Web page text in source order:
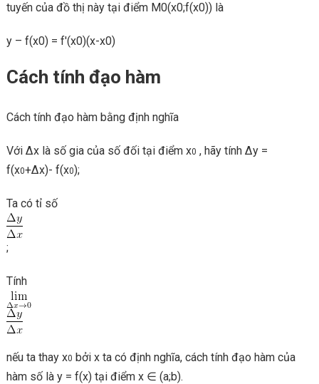
tuyến của đồ thị này tại điểm M0(x0;f(x0)) là
y – f(x0) = f'(x0)(x-x0)
Cách tính đạo hàm
Cách tính đạo hàm bằng định nghĩa
Với ∆x là số gia của số đối tại điểm x0 , hãy tính ∆y =
f(x0+∆x)- f(x0);
Ta có tỉ số
;
Tính
nếu ta thay x0 bởi x ta có định nghĩa, cách tính đạo hàm của
hàm số là y = f(x) tại điểm x ∈ (a;b).